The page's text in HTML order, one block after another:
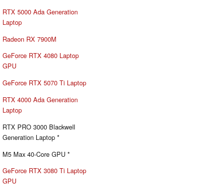
RTX 5000 Ada Generation
Laptop
Radeon RX 7900M
GeForce RTX 4080 Laptop
GPU
GeForce RTX 5070 Ti Laptop
RTX 4000 Ada Generation
Laptop
RTX PRO 3000 Blackwell
Generation Laptop *
M5 Max 40-Core GPU *
GeForce RTX 3080 Ti Laptop
GPU